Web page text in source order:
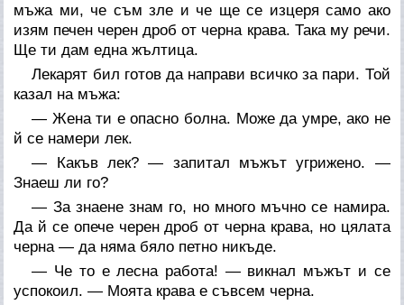
мъжа ми, че съм зле и че ще се изцеря само ако
изям печен черен дроб от черна крава. Така му речи.
Ще ти дам една жълтица.
Лекарят бил готов да направи всичко за пари. Той
казал на мъжа:
— Жена ти е опасно болна. Може да умре, ако не
й се намери лек.
— Какъв лек? — запитал мъжът угрижено. —
Знаеш ли го?
— За знаене знам го, но много мъчно се намира.
Да й се опече черен дроб от черна крава, но цялата
черна — да няма бяло петно никъде.
— Че то е лесна работа! — викнал мъжът и се
успокоил. — Моята крава е съвсем черна.